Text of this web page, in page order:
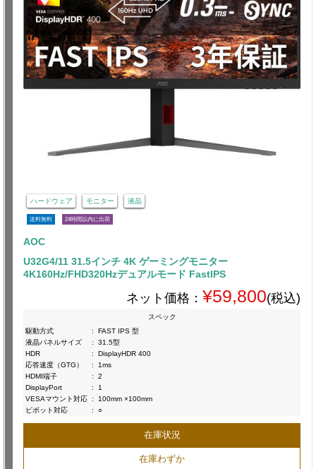
ハードウェア モニター 液晶
送料無料 24時間以内に出荷
AOC
U32G4/11 31.5インチ 4K ゲーミングモニター
4K160Hz/FHD320Hzデュアルモード FastIPS
ネット価格： ¥59,800(税込)
スペック
駆動方式
:
FAST IPS 型
液晶パネルサイズ
:
31.5型
HDR
:
DisplayHDR 400
応答速度（GTG）
:
1ms
HDMI端子
:
2
DisplayPort
:
1
VESAマウント対応 :
100mm ×100mm
ピボット対応
: ○
在庫状況
在庫わずか